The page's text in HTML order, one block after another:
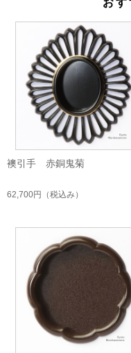
お
襖引手 赤銅鬼菊
62,700円 （税込み）